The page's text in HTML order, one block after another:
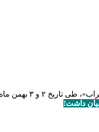
برگزار می شود.